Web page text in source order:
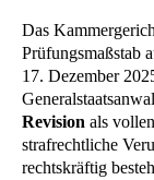
Das
Prüfungsmaßstab
17. Dezember
Revision als
strafrechtliche
rechtskräftig